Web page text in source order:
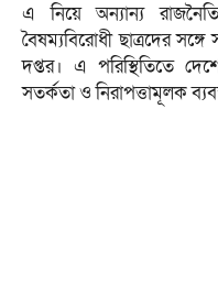
এ নিয়ে অন্যান্য
বৈষম্যবিরোধী ছাত্রদের
দপ্তর। এ পরিস্থিতিতে
সতর্কতা ও নিরাপত্তামূলক